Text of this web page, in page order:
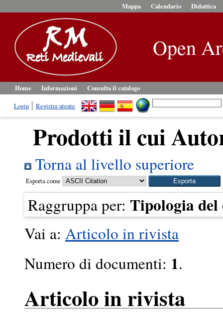
Mappa Calendario Didattica
Open
Home Informazioni
Consulta il catalogo
Login
Registra utente
Prodotti il cui
Torna al livello superiore
Esporta come
Raggruppa per: Tipologia del
Vai a: Articolo in rivista
Numero di documenti: 1.
Articolo in rivista